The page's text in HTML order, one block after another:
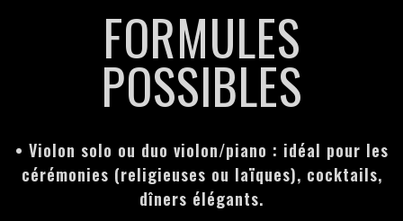
FORMULES
POSSIBLES
• Violon solo ou duo violon/piano : idéal pour les
cérémonies (religieuses ou laïques), cocktails,
dîners élégants.